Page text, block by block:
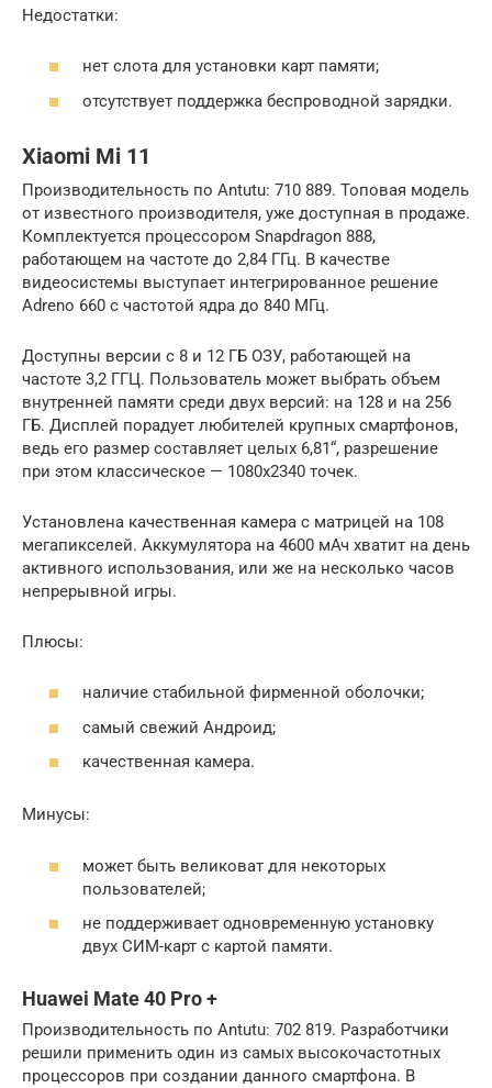
Недостатки:
нет слота для установки карт памяти;
отсутствует поддержка беспроводной зарядки.
Xiaomi Mi 11
Производительность по Antutu: 710 889. Топовая модель
от известного производителя, уже доступная в продаже.
Комплектуется процессором Snapdragon 888,
работающем на частоте до 2,84 ГГц. В качестве
видеосистемы выступает интегрированное решение
Adreno 660 с частотой ядра до 840 МГц.
Доступны версии с 8 и 12 ГБ ОЗУ, работающей на
частоте 3,2 ГГЦ. Пользователь может выбрать объем
внутренней памяти среди двух версий: на 128 и на 256
ГБ. Дисплей порадует любителей крупных смартфонов,
ведь его размер составляет целых 6,81“, разрешение
при этом классическое — 1080х2340 точек.
Установлена качественная камера с матрицей на 108
мегапикселей. Аккумулятора на 4600 мАч хватит на день
активного использования, или же на несколько часов
непрерывной игры.
Плюсы:
наличие стабильной фирменной оболочки;
самый свежий Андроид;
качественная камера.
Минусы:
может быть великоват для некоторых
пользователей;
не поддерживает одновременную установку
двух СИМ-карт с картой памяти.
Huawei Mate 40 Pro +
Производительность по Antutu: 702 819. Разработчики
решили применить один из самых высокочастотных
процессоров при создании данного смартфона. В